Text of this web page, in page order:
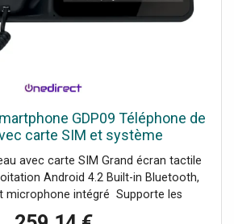
Roman and Etruscan ruins as well as
ancient villages.
GDP09 Téléphone de
carte SIM et système
Android
avec carte SIM Grand écran tactile
Android 4.2 Built-in Bluetooth,
microphone intégré Supporte les
SMS, MMS et mails